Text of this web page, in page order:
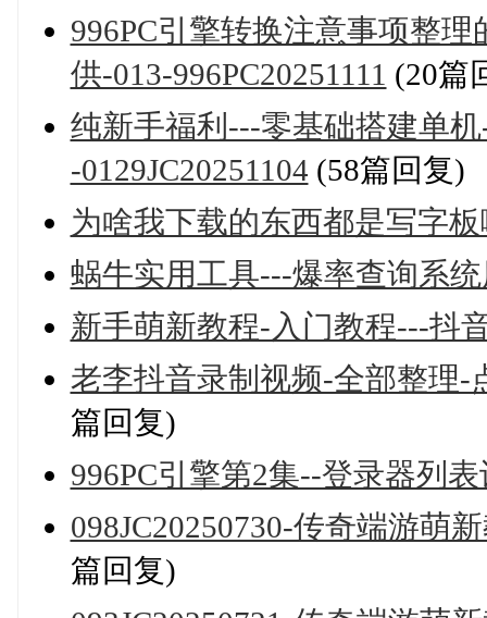
996PC引擎转换注意事项整
供-013-996PC20251111 (20篇
纯新手福利---零基础搭建单
-0129JC20251104 (58篇回复)
为啥我下载的东西都是写字板
蜗牛实用工具---爆率查询系
新手萌新教程-入门教程---抖
老李抖音录制视频-全部整理-
篇回复)
996PC引擎第2集--登录器列
098JC20250730-传奇端游萌
篇回复)